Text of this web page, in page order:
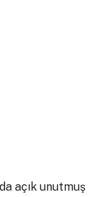
açık unutmuş